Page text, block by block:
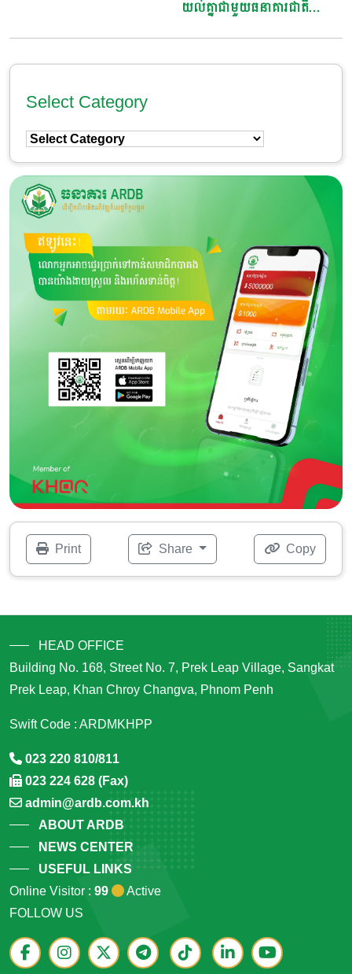
យល់គ្នាជាមួយធនាគារជាតិ
Select Category
Select
Category
Print Share Copy
HEAD OFFICE
Building No. 168, Street No. 7, Prek Leap Village, Sangkat
Prek Leap, Khan Chroy Changva, Phnom Penh
Swift Code : ARDMKHPP
023 220 810/811
023 224 628 (Fax)
admin@ardb.com.kh
ABOUT ARDB
NEWS CENTER
USEFUL LINKS
Online Visitor : 99
Active
FOLLOW US